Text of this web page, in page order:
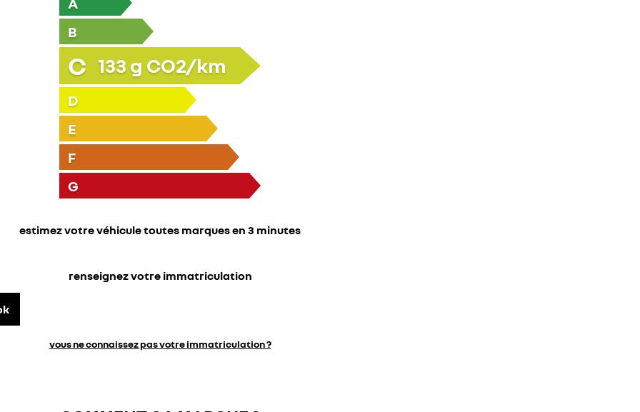
B
C 133 g CO2/km
D
E
F
G
estimez votre véhicule toutes marques en 3 minutes
renseignez votre immatriculation
vous ne connaissez pas votre immatriculation ?